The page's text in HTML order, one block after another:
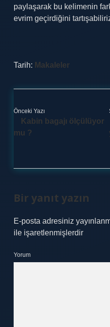
paylaşarak bu kelimenin
evrim geçirdiğini
Tarih: Makaleler
Önceki Yazı
Kabin bagajı ölçülüyor
mu ?
Bir yanıt yazın
E-posta adresiniz
ile işaretlenmişlerdir
Yorum